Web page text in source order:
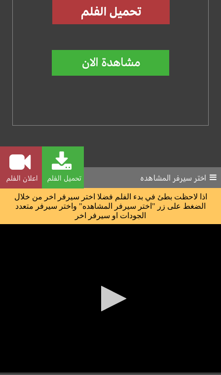
تحميل الفلم اعلان الفلم اختر سيرفر المشاهده
اذا لاحظت بطئ في بدء الفلم فضلا اختر سيرفر اخر من خلال
الضغط على زر "اختر سيرفر المشاهده" واختر سيرفر متعدد
الجودات او سيرفر اخر